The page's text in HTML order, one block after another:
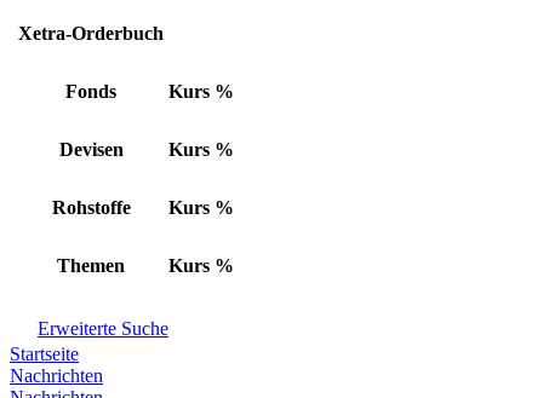
Xetra-Orderbuch
Fonds Kurs %
Devisen Kurs %
Rohstoffe Kurs %
Themen Kurs %
Erweiterte Suche
Startseite
Nachrichten